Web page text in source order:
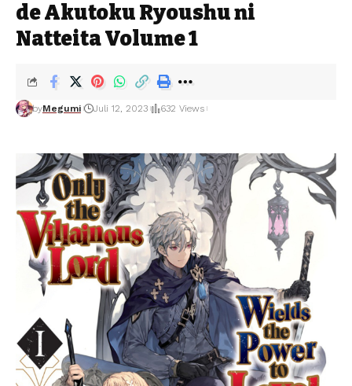
de Akutoku Ryoushu ni
Natteita Volume 1
byMegumi Juli 12, 2023 632 Views